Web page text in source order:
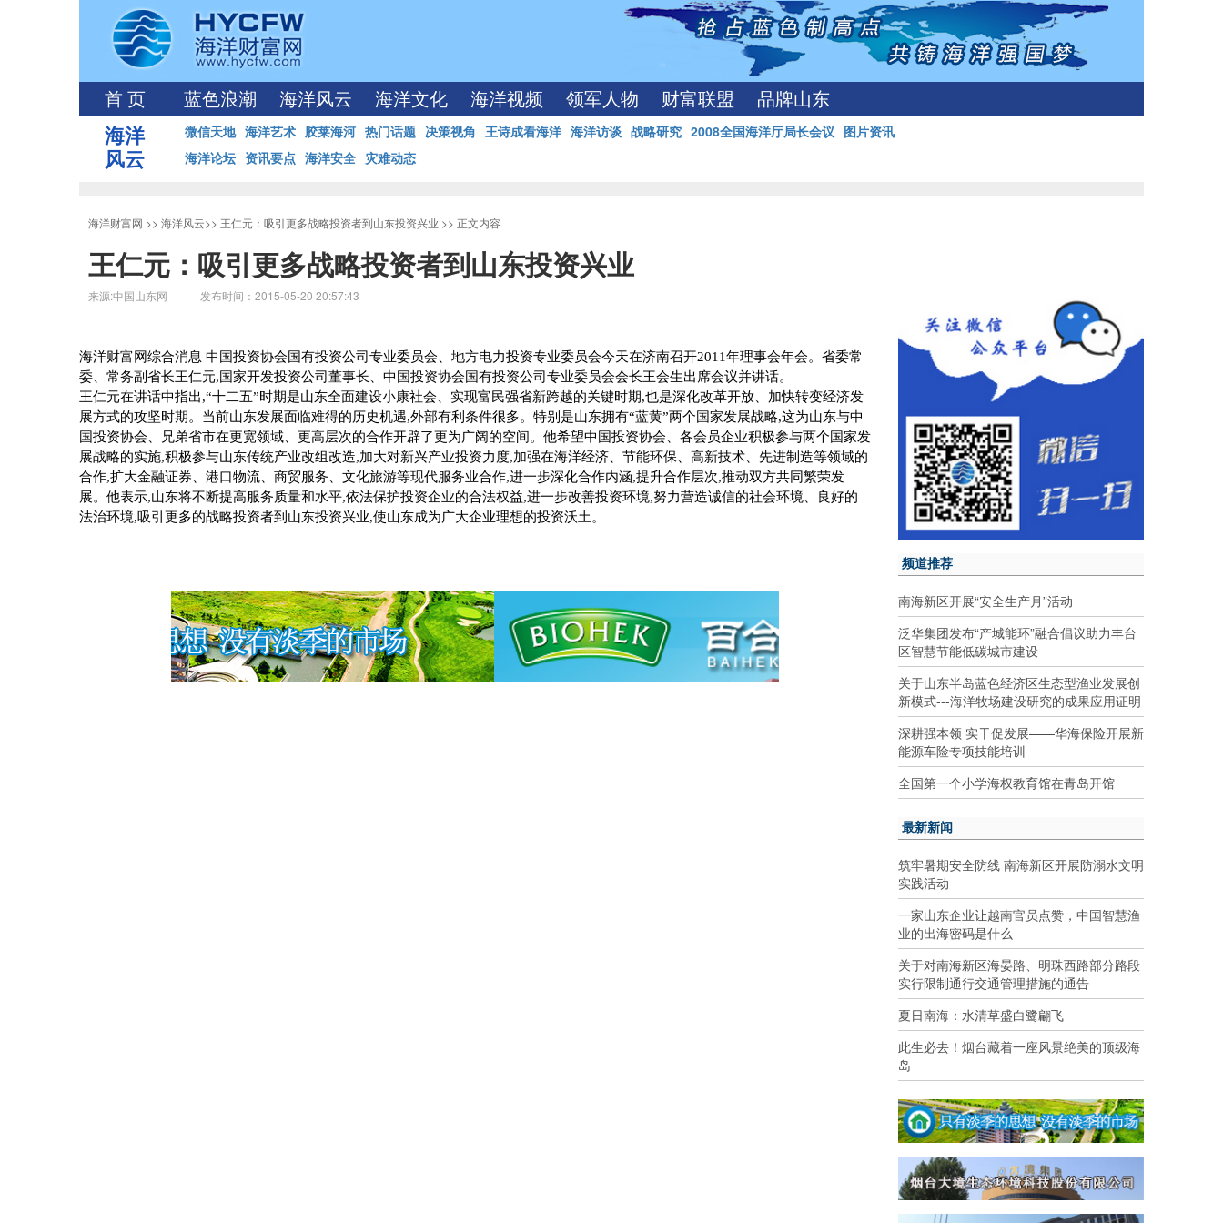
首 页 蓝色浪潮 海洋风云 海洋文化 海洋视频 领军人物 财富联盟 品牌山东
海洋
风云
微信天地 海洋艺术 胶莱海河 热门话题 决策视角 王诗成看海洋 海洋访谈 战略研究 2008全国海洋厅局长会议 图片资讯
海洋论坛 资讯要点 海洋安全 灾难动态
海洋财富网 >> 海洋风云>> 王仁元：吸引更多战略投资者到山东投资兴业 >> 正文内容
王仁元：吸引更多战略投资者到山东投资兴业
来源:中国山东网 发布时间：2015-05-20 20:57:43
海洋财富网综合消息 中国投资协会国有投资公司专业委员会、地方电力投资专业委员会今天在济南召开2011年理事会年会。省委常
委、常务副省长王仁元, 国家开发投资公司董事长、中国投资协会国有投资公司专业委员会会长王会生出席会议并讲话。
王仁元在讲话中指出,“十二五”时期是山东全面建设小康社会、实现富民强省新跨越的关键时期,也是深化改革开放、加快转变经济发
展方式的攻坚时期。当前山东发展面临难得的历史机遇,外部有利条件很多。特别是山东拥有“蓝黄”两个国家发展战略,这为山东与中
国投资协会、兄弟省市在更宽领域、更高层次的合作开辟了更为广阔的空间。他希望中国投资协会、各会员企业积极参与两个国家发
展战略的实施,积极参与山东传统产业改组改造,加大对新兴产业投资力度,加强在海洋经济、节能环保、高新技术、先进制造等领域的
合作,扩大金融证券、港口物流、商贸服务、文化旅游等现代服务业合作,进一步深化合作内涵,提升合作层次,推动双方共同繁荣发
展。他表示,山东将不断提高服务质量和水平,依法保护投资企业的合法权益,进一步改善投资环境,努力营造诚信的社会环境、良好的
法治环境,吸引更多的战略投资者到山东投资兴业,使山东成为广大企业理想的投资沃土。
频道推荐
南海新区开展“安全生产月”活动
泛华集团发布“产城能环”融合倡议助力丰台
区智慧节能低碳城市建设
关于山东半岛蓝色经济区生态型渔业发展创
新模式---海洋牧场建设研究的成果应用证明
深耕强本领 实干促发展——华海保险开展新
能源车险专项技能培训
全国第一个小学海权教育馆在青岛开馆
最新新闻
筑牢暑期安全防线 南海新区开展防溺水文明
实践活动
一家山东企业让越南官员点赞，中国智慧渔
业的出海密码是什么
关于对南海新区海晏路、明珠西路部分路段
实行限制通行交通管理措施的通告
夏日南海：水清草盛白鹭翩飞
此生必去！烟台藏着一座风景绝美的顶级海
岛